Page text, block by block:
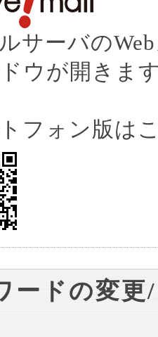
サーバの
ウが開きま
フォン版は
ードの変更